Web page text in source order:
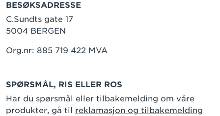
BESØKSADRESSE
C.Sundts gate 17
5004 BERGEN
Org.nr: 885 719 422 MVA
SPØRSMÅL, RIS ELLER ROS
Har du spørsmål eller tilbakemelding om våre
produkter, gå til reklamasjon og tilbakemelding